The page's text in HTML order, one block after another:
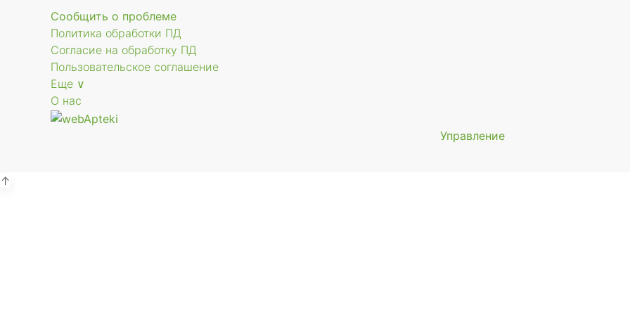
Сообщить о проблеме
Политика обработки ПД
Согласие на обработку ПД
Пользовательское соглашение
Еще ∨
О нас
Управление
↑
Мы будем показывать аптеки